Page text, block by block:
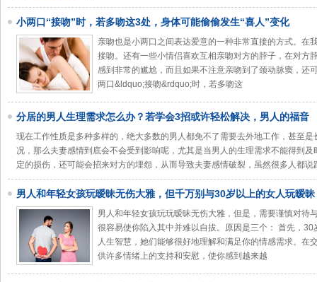
小两口“接吻”时，若多吻这3处，身体可能偷偷发生“喜人”变化
亲吻也是小两口之间表达爱意的一种非常直接的方式。在
接吻。还有一些小情侣喜欢互相亲吻对方的脖子，在对方
感到非常的尴尬，而且如果不注意亲吻到了颈动脉窦，还
两口&ldquo;接吻&rdquo;时，若多吻这
分居的男人生理需求怎么办？若学会3招或许轻松解决，男人的福音
现在工作性质是多种多样的，绝大多数的男人都免不了需要去外地工作，甚至
况，那么夫妻感情到底会不会受到影响呢，尤其是当男人的生理需求不能得到
定的损伤，还可能会招来对方的埋怨，从而导致夫妻感情破裂，虽然很多人都说
男人和年轻女孩玩暧昧无伤大雅，但千万别与30岁以上的女人玩暧昧
男人和年轻女孩玩玩暧昧无伤大雅，但是，需要谨慎对待
很容易使你陷入其中并难以自拔。原因是三个： 首先，
人生智慧，她们能够很好地理解和满足你的情感需求。在
供许多情绪上的支持和安慰，使你感到越来越